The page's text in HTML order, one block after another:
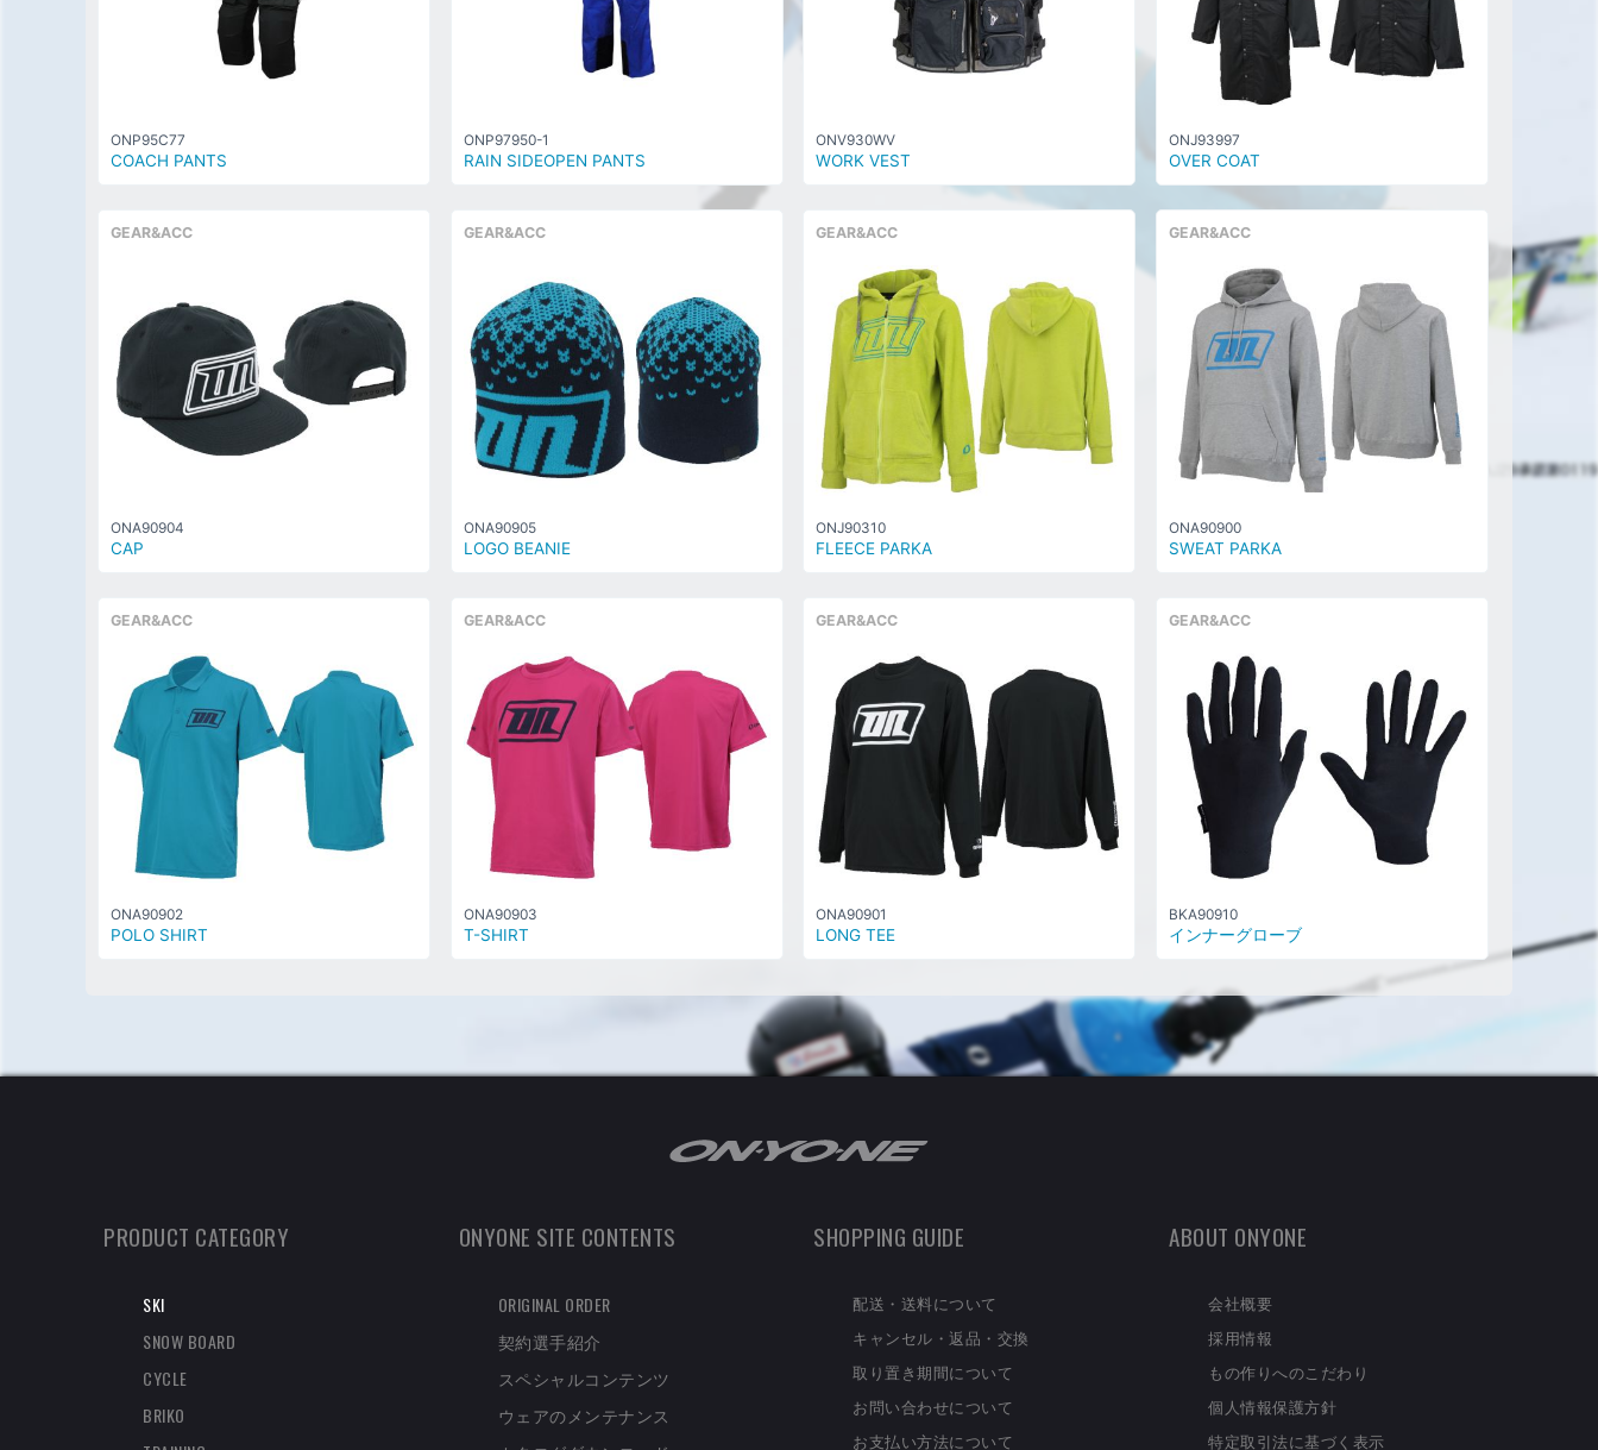
ONP95C77
COACH PANTS
ONP97950-1
RAIN SIDEOPEN PANTS
ONV930WV
WORK VEST
ONJ93997
OVER COAT
GEAR&ACC
ONA90904
CAP
GEAR&ACC
ONA90905
LOGO BEANIE
GEAR&ACC
ONJ90310
FLEECE PARKA
GEAR&ACC
ONA90900
SWEAT PARKA
GEAR&ACC
ONA90902
POLO SHIRT
GEAR&ACC
ONA90903
T-SHIRT
GEAR&ACC
ONA90901
LONG TEE
GEAR&ACC
BKA90910
インナーグローブ
PRODUCT CATEGORY
SKI
SNOW BOARD
CYCLE
BRIKO
ONYONE SITE CONTENTS
ORIGINAL ORDER
契約選手紹介
スペシャルコンテンツ
ウェアのメンテナンス
SHOPPING GUIDE
配送・送料について
キャンセル・返品・交換
取り置き期間について
お問い合わせについて
お支払い方法について
ABOUT ONYONE
会社概要
採用情報
もの作りへのこだわり
個人情報保護方針
特定取引法に基づく表示